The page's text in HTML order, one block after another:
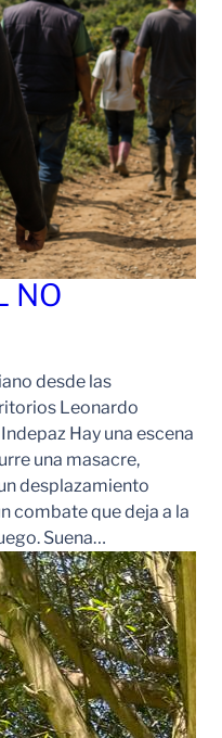
NO
desde las
Leonardo
Hay una escena
una masacre,
desplazamiento
combate que deja a la
Suena…